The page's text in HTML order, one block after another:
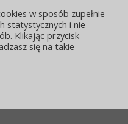
w sposób zupełnie
statystycznych i nie
Klikając przycisk
się na takie